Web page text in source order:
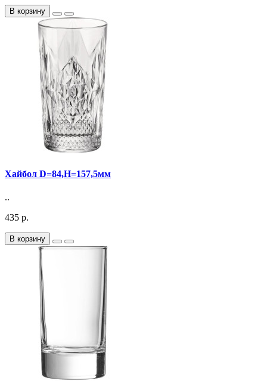
В корзину
Хайбол D=84,H=157,5мм
..
435 р.
В корзину